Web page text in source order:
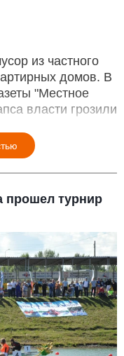
из частного
домов. В
"Местное
власти грозили
прошел турнир